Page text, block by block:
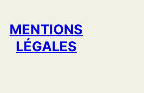
MENTIONS
LÉGALES